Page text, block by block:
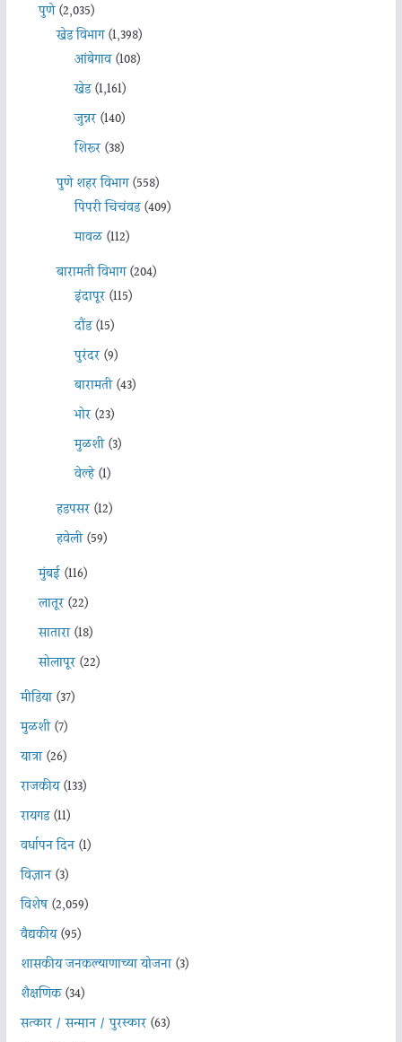
पुणे(2,035)
खेड विभाग(1,398)
आंबेगाव(108)
खेड(1,161)
जुन्नर(140)
शिरूर(38)
पुणे शहर विभाग(558)
पिंपरी चिचंवड(409)
मावळ(112)
बारामती विभाग(204)
इंदापूर(115)
दौंड(15)
पुरंदर(9)
बारामती(43)
भोर(23)
मुळशी(3)
वेल्हे(1)
हडपसर(12)
हवेली(59)
मुंबई(116)
लातूर(22)
सातारा(18)
सोलापूर(22)
मीडिया(37)
मुळशी(7)
यात्रा(26)
राजकीय(133)
रायगड(11)
वर्धापन दिन(1)
विज्ञान(3)
विशेष(2,059)
वैद्यकीय(95)
शासकीय जनकल्याणाच्या योजना(3)
शैक्षणिक(34)
सत्कार / सन्मान / पुरस्कार(63)